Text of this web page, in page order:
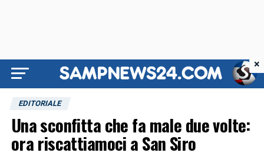
EDITORIALE
Una sconfitta che fa male due volte:
ora riscattiamoci a San Siro
×